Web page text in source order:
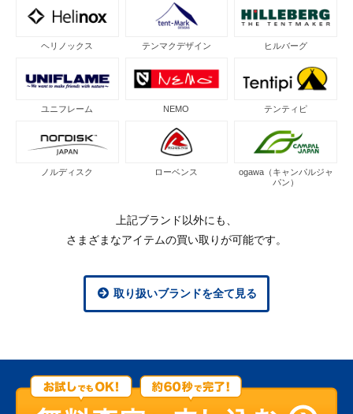
ヘリノックス テンマクデザイン ヒルバーグ
ユニフレーム NEMO テンティピ
ノルディスク ローベンス
ogawa（キャンパルジャ
パン）
上記ブランド以外にも、
さまざまなアイテムの買い取りが可能です。
取り扱いブランドを全て見る